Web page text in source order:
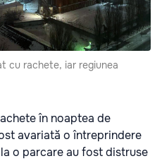
cu rachete, iar regiunea
în noaptea de
avariată o întreprindere
o parcare au fost distruse